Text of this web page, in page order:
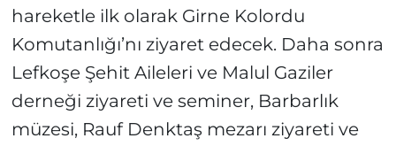
hareketle ilk olarak Girne Kolordu
Komutanlığı’nı ziyaret edecek. Daha sonra
Lefkoşe Şehit Aileleri ve Malul Gaziler
derneği ziyareti ve seminer, Barbarlık
müzesi, Rauf Denktaş mezarı ziyareti ve